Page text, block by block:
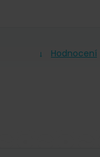
Hodnocení